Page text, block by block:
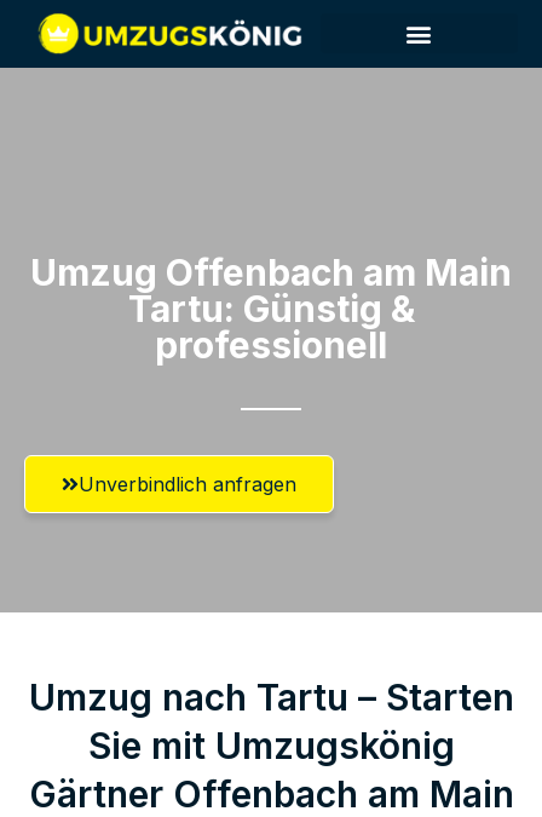
Umzug Offenbach am Main​
Tartu: Günstig &
professionell​
Unverbindlich anfragen
Umzug nach Tartu – Starten
Sie mit Umzugskönig
Gärtner Offenbach am Main